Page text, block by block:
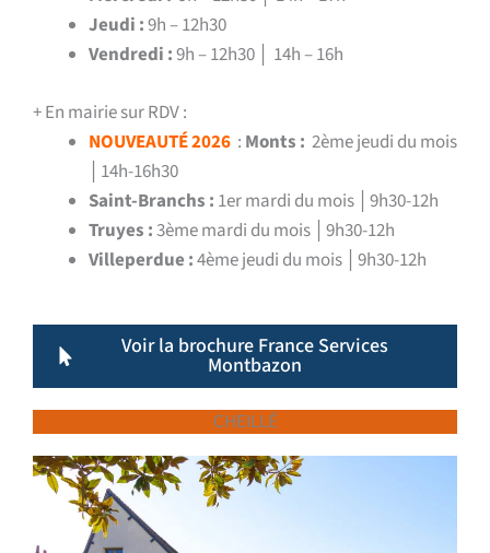
Jeudi :9h – 12h30
Vendredi :9h – 12h30 │ 14h – 16h
+ En mairie sur RDV :
NOUVEAUTÉ 2026 : Monts : 2ème jeudi du mois
│14h-16h30
Saint-Branchs : 1er mardi du mois │9h30-12h
Truyes :3ème mardi du mois │9h30-12h
Villeperdue :4ème jeudi du mois │9h30-12h
Voir la brochure France Services
Montbazon
CHEILLÉ